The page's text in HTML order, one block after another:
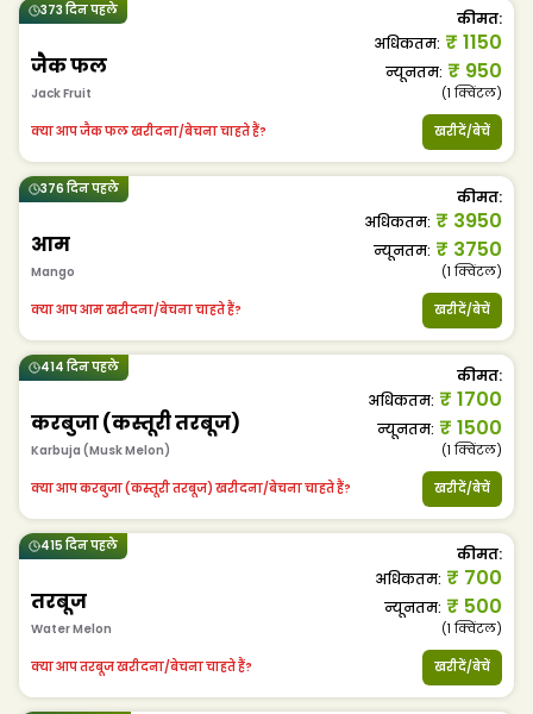
373 दिन पहले
जैक फल
Jack Fruit
कीमत:
अधिकतम: ₹ 1150
न्यूनतम: ₹ 950
(1क्विंटल)
क्या आप जैक फल खरीदना/बेचना चाहते हैं? खरीदें/बेचें
376 दिन पहले
आम
Mango
कीमत:
अधिकतम: ₹ 3950
न्यूनतम: ₹ 3750
(1क्विंटल)
क्या आप आम खरीदना/बेचना चाहते हैं? खरीदें/बेचें
414 दिन पहले
करबुजा (कस्तूरी तरबूज)
Karbuja (Musk Melon)
कीमत:
अधिकतम: ₹ 1700
न्यूनतम: ₹ 1500
(1क्विंटल)
क्या आप करबुजा (कस्तूरी तरबूज) खरीदना/बेचना चाहते हैं? खरीदें/बेचें
415 दिन पहले
तरबूज
Water Melon
कीमत:
अधिकतम: ₹ 700
न्यूनतम: ₹ 500
(1क्विंटल)
क्या आप तरबूज खरीदना/बेचना चाहते हैं? खरीदें/बेचें